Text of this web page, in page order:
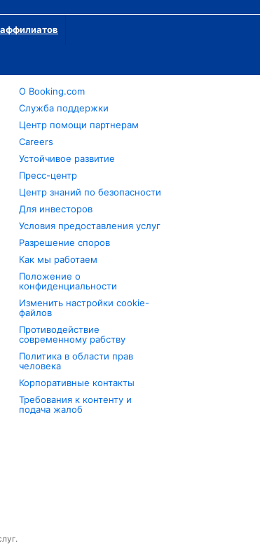
О Booking.com
Служба поддержки
Центр помощи партнерам
Careers
Устойчивое развитие
Пресс-центр
Центр знаний по безопасности
Для инвесторов
Условия предоставления услуг
Разрешение споров
Как мы работаем
Положение о
конфиденциальности
Изменить настройки cookie-
файлов
Противодействие
современному рабству
Политика в области прав
человека
Корпоративные контакты
Требования к контенту и
подача жалоб